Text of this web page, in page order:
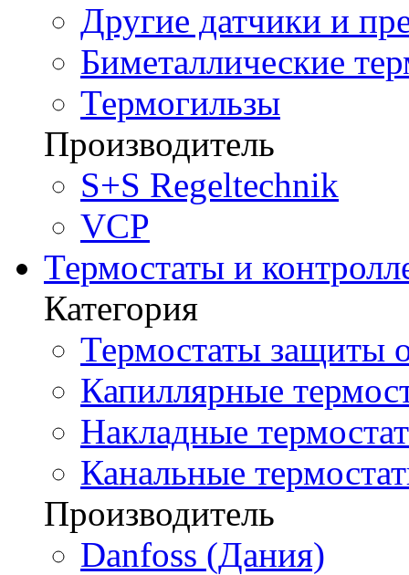
Другие датчики и
Биметаллические
Термогильзы
Производитель
S+S Regeltechnik
VCP
Термостаты и
Категория
Термостаты защиты
Капиллярные
Накладные
Канальные
Производитель
Danfoss (Дания)